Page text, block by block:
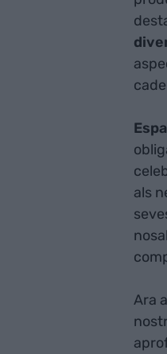
als
Ara